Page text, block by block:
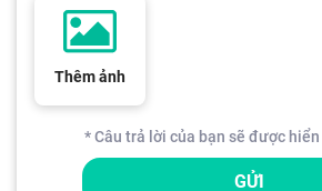
Thêm ảnh
* Câu trả lời của bạn sẽ được
GỬI